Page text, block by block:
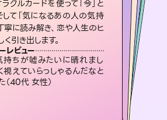
クルカードを使って「今」と
して「気になるあの人の気持
寧に読み解き、恋や人生のヒ
く引き出します。
レビュー
ちが嘘みたいに晴れまし
視えていらっしゃるんだなと
（40代 女性）
には何パターンもの選択肢があり
不安で視えにくくなっているあな
素敵な未来を見つけ、その未来を
きるようアドバイスします。
ザーレビュー
人の性質や人間関係、本心など
よく視えていてびっくり。対策が
前向きになれます（40代）
恋愛のお悩みの中でも特に「曖昧な関
係」の相談を得意としており、友達以上
恋人未満なお相手との今後や本音を丁
寧に読み解き恋愛成就へと導きます。
ユーザーレビュー
鑑定していただいてアドバイス通りに行
動すると仲が復活してきました。ありが
とうございました（40代 女性）
復縁、恋愛、不倫の行方、同性愛や片思い、仕事関係や借金問題まで知りたいことや心の負担になっていることを紐解き、背中をそっと押して導きます。
ユーザーレビュー
安心感のあり、言い切ってくれる所や濁
さない鑑定のおかげで、毎回自分の気
持ちを整えられます（30代 男性）
3,700年以上の歴史を持つ東洋最古の
占術「易占」で詳細まで占い、幸せへ向
かう道筋を示します。厳しい結果にも具
体的な対策をお伝えします。
ユーザーレビュー
複雑な背景もしっかり聞いて鑑定して
いただけました。気持ちが楽になりまし
た（50代 女性）
連絡再開、復縁、成就などの報告実績
多数。セラピストとして2万超の施術経
験があるからこそできる鑑定で、より良
い未来をサポートします。
ユーザーレビュー
とても心温まる鑑定でした。しかもこち
らは何も言っていないのに視えていらっ
しゃるんだなと驚きです（30代女性）